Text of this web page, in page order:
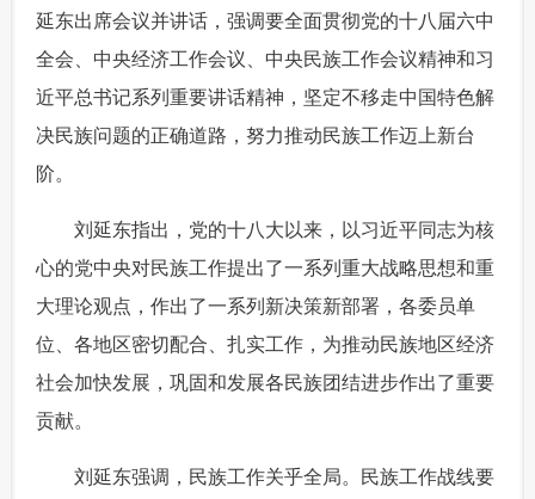
富媒体 摄影 新华广播
新华电视中文
延东出席会议并讲话，强调要全面贯彻党的十八届六中
全会、中央经济工作会议、中央民族工作会议精神和习
近平总书记系列重要讲话精神，坚定不移走中国特色解
决民族问题的正确道路，努力推动民族工作迈上新台
阶。
刘延东指出，党的十八大以来，以习近平同志为核
心的党中央对民族工作提出了一系列重大战略思想和重
大理论观点，作出了一系列新决策新部署，各委员单
位、各地区密切配合、扎实工作，为推动民族地区经济
社会加快发展，巩固和发展各民族团结进步作出了重要
贡献。
刘延东强调，民族工作关乎全局。民族工作战线要